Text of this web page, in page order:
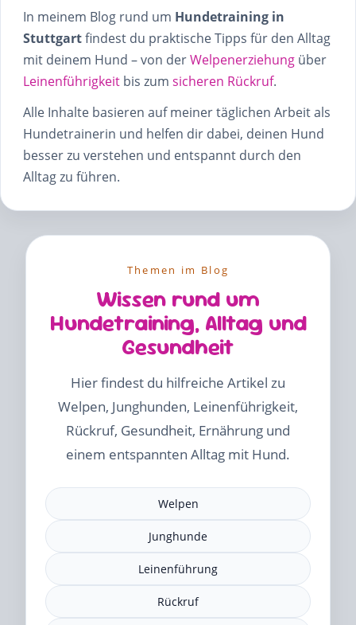
In meinem Blog rund um Hundetraining in
Stuttgartfindest du praktische Tipps für den Alltag
mit deinem Hund – von derWelpenerziehung über
Leinenführigkeit bis zum sicheren Rückruf.
Alle Inhalte basieren auf meiner täglichen Arbeit als
Hundetrainerin und helfen dir dabei, deinen Hund
besser zu verstehen und entspannt durch den
Alltag zu führen.
Themen im Blog
Wissen rund um
Hundetraining, Alltag und
Gesundheit
Hier findest du hilfreiche Artikel zu
Welpen, Junghunden, Leinenführigkeit,
Rückruf, Gesundheit, Ernährung und
einem entspannten Alltag mit Hund.
Welpen
Junghunde
Leinenführung
Rückruf